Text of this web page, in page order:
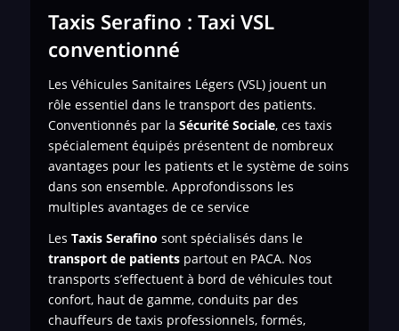
Taxis Serafino : Taxi VSL
conventionné
Les Véhicules Sanitaires Légers (VSL) jouent un
rôle essentiel dans le transport des patients.
Conventionnés par la Sécurité Sociale, ces taxis
spécialement équipés présentent de nombreux
avantages pour les patients et le système de soins
dans son ensemble. Approfondissons les
multiples avantages de ce service
Les Taxis Serafino sont spécialisés dans le
transport de patients partout en PACA. Nos
transports s’effectuent à bord de véhicules tout
confort, haut de gamme, conduits par des
chauffeurs de taxis professionnels, formés,